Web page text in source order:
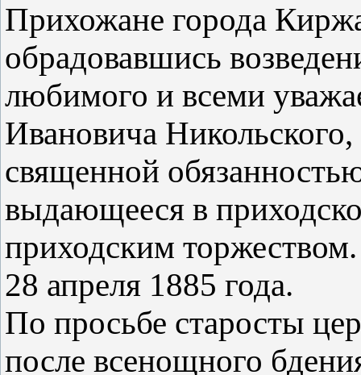
Прихожане города
обрадовавшись
любимого и всеми
Ивановича Никольского,
священной
выдающееся в
приходским
28 апреля 1885 года.
По просьбе старосты
после всенощного